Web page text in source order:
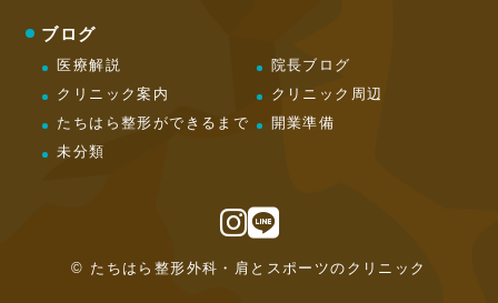
ブログ
医療解説
院長ブログ
クリニック案内
クリニック周辺
たちはら整形ができるまで
開業準備
未分類
© たちはら整形外科・肩とスポーツのクリニック